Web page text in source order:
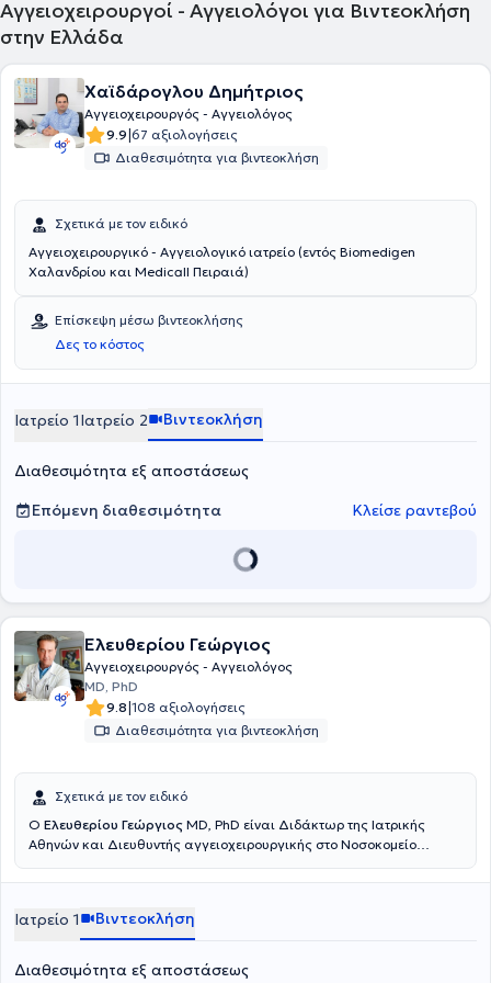
Αγγειοχειρουργοί - Αγγειολόγοι για Βιντεοκλήση
στην Ελλάδα
Χαϊδάρογλου Δημήτριος
Αγγειοχειρουργός - Αγγειολόγος
9.9|67 αξιολογήσεις
Διαθεσιμότητα για βιντεοκλήση
Σχετικά με τον ειδικό
Αγγειοχειρουργικό - Αγγειολογικό ιατρείο (εντός Biomedigen
Χαλανδρίου και Medicall Πειραιά)
Επίσκεψη μέσω βιντεοκλήσης
Δες το κόστος
Ιατρείο 1Ιατρείο 2 Βιντεοκλήση
Διαθεσιμότητα εξ αποστάσεως
Επόμενη διαθεσιμότητα
Κλείσε ραντεβού
Ελευθερίου Γεώργιος
Αγγειοχειρουργός - Αγγειολόγος
MD, PhD
9.8|108 αξιολογήσεις
Διαθεσιμότητα για βιντεοκλήση
Σχετικά με τον ειδικό
Ο Ελευθερίου Γεώργιος MD, PhD είναι Διδάκτωρ της Ιατρικής
Αθηνών και Διευθυντής αγγειοχειρουργικής στο Νοσοκομείο
Αγγειολόγος με ιδιωτικό ιατρείο στην Αθήνα και παράλληλα
Metropolitan. Ο ιατρός μετεκπαιδεύτηκε σε Ευρώπη και Αμερική
αποκτώντας πλούσια εμπειρία σε όλες τις σύγχρονες ενδαγγειακές
τεχνικές στην Αγγειοχειρουργική, καθώς και στις σύγχρονες
Ιατρείο 1 Βιντεοκλήση
Διαθεσιμότητα εξ αποστάσεως